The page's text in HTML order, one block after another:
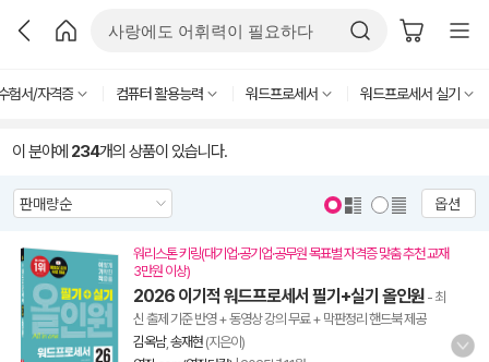
험서/자격증 컴퓨터 활용능력 워드프로세서 워드프로세서 실기
이 분야에 234개의 상품이 있습니다.
옵션
워리스톤 키링(대기업·공기업·공무원 목표별 자격증 맞춤 추천 교재
3만원 이상)
2026 이기적 워드프로세서 필기+실기 올인원 - 최
신 출제 기준 반영 + 동영상 강의 무료 + 막판정리 핸드북 제공
김옥남, 송재현 (지은이)